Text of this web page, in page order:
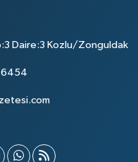
Daire:3 Kozlu/Zonguldak